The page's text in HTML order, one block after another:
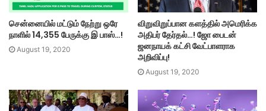
சென்னையில் மட்டும் நேற்று ஒரே
நாளில் 14,355 பேருக்கு இ பாஸ்…!
August 19, 2020
விறுவிறுப்பான களத்தில் அமெரிக்க
அதிபர் தேர்தல்…! ஜோ பைடன்
ஜனநாயக் கட்சி வேட்பாளராக
அறிவிப்பு!
August 19, 2020